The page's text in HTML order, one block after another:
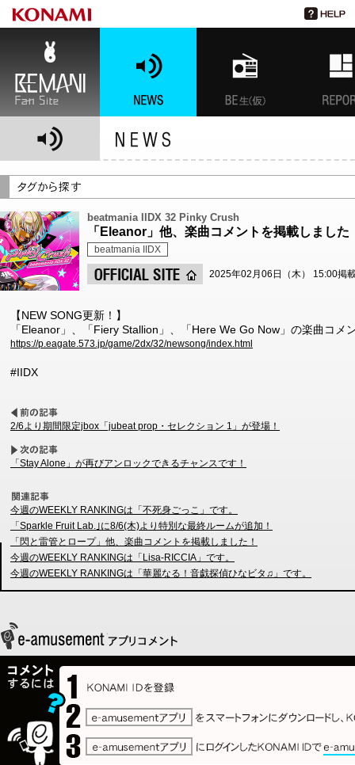
beatmania IIDX 32 Pinky Crush
「Eleanor」他、楽曲コメントを掲載しました
beatmania IIDX
2025年02月06日（木） 15:00掲
【NEW SONG更新！】
「Eleanor」、「Fiery Stallion」、「Here We Go Now」の楽曲コメ
https://p.eagate.573.jp/game/2dx/32/newsong/index.html
#IIDX
2/6より期間限定jbox「jubeat prop・セレクション 1」が登場！
「Stay Alone」が再びアンロックできるチャンスです！
今週のWEEKLY RANKINGは「不死身ごっこ」です。
「Sparkle Fruit Lab.｣に8/6(木)より特別な最終ルームが追加！
「閃と雷管とロープ」他、楽曲コメントを掲載しました！
今週のWEEKLY RANKINGは「Lisa-RICCIA」です。
今週のWEEKLY RANKINGは「華麗なる！音戯探偵ひなビタ♫」です。